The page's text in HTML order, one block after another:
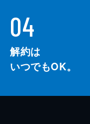
04
解約は
いつでもOK。